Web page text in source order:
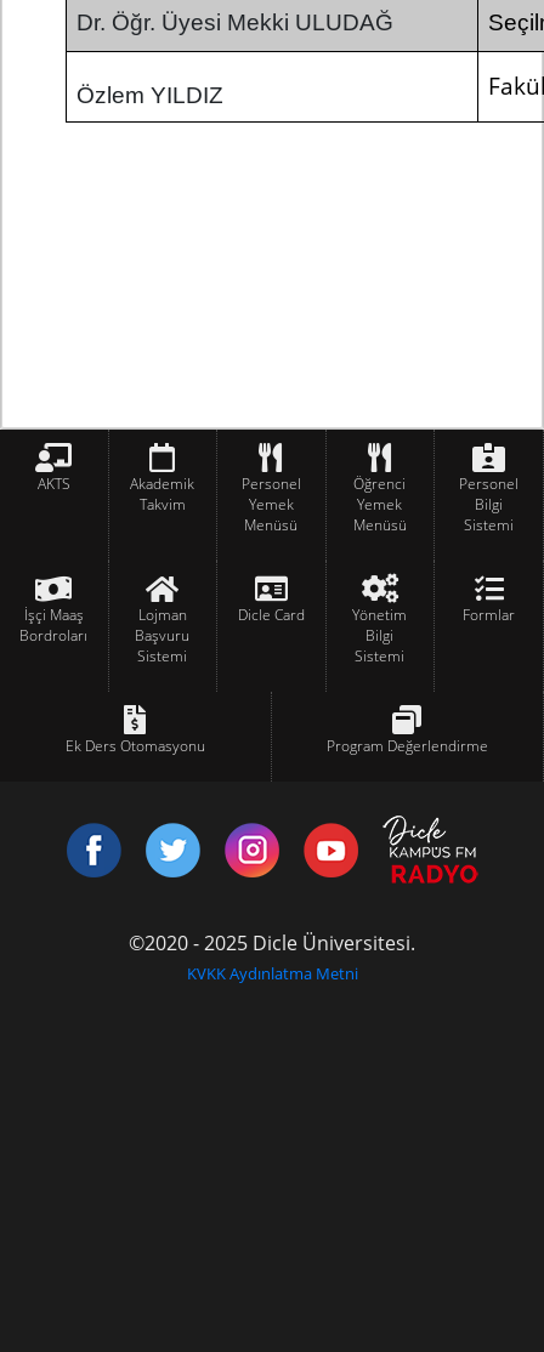
Dr. Öğr. Üyesi Mekki ULUDAĞ
Özlem YILDIZ
AKTS
Akademik
Takvim
Personel
Yemek
Menüsü
Öğrenci
Yemek
Menüsü
Personel
Bilgi
Sistemi
İşçi Maaş
Bordroları
Lojman
Başvuru
Sistemi
Dicle Card
Yönetim
Bilgi
Sistemi
Formlar
Ek Ders Otomasyonu Program Değerlendirme
©2020 - 2025 Dicle Üniversitesi.
KVKK Aydınlatma Metni